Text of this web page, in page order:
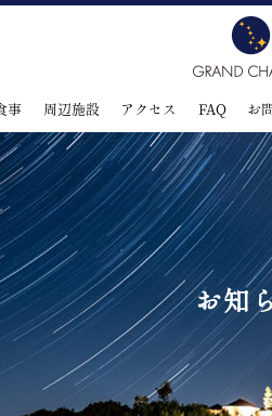
事 周辺施設 アクセス FAQ お
お知